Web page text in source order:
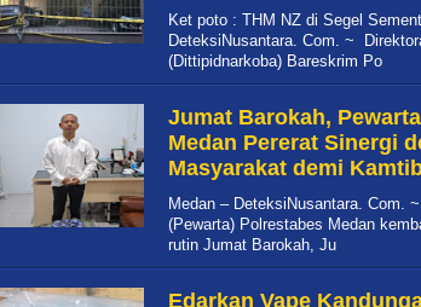
Ket poto : THM NZ di Segel
DeteksiNusantara. Com. ~
(Dittipidnarkoba) Bareskrim Po
Jumat Barokah,
Medan Pererat Sinergi
Masyarakat demi
Medan – DeteksiNusantara. Com.
(Pewarta) Polrestabes Medan
rutin Jumat Barokah, Ju
Edarkan Vape